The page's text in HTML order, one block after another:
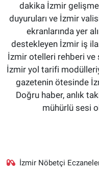
dakika İzmir
duyuruları ve İzmir
ekranlarında yer
destekleyen İzmir iş
İzmir otelleri rehberi ve
İzmir yol tarifi
gazetenin ötesinde
Doğru haber, anlık
mühürlü sesi
İzmir Nöbetçi